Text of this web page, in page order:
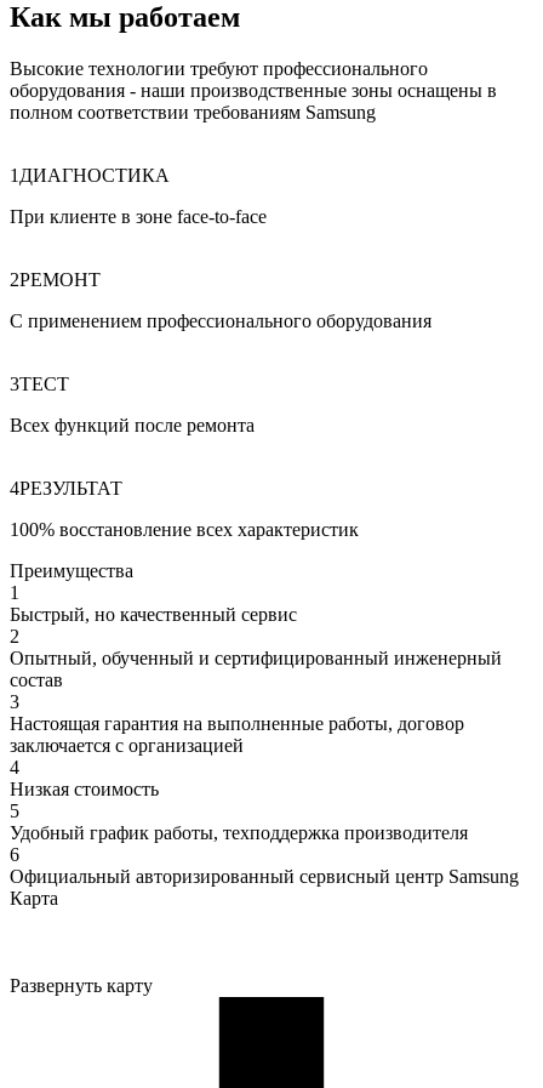
Как мы работаем
Высокие технологии требуют профессионального
оборудования - наши производственные зоны оснащены в
полном соответствии требованиям Samsung
1 ДИАГНОСТИКА
При клиенте в зоне face‑to‑face
2РЕМОНТ
С применением профессионального оборудования
3ТЕСТ
Всех функций после ремонта
4РЕЗУЛЬТАТ
100% восстановление всех характеристик
Преимущества
1
Быстрый, но качественный сервис
2
Опытный, обученный и сертифицированный инженерный
состав
3
Настоящая гарантия на выполненные работы, договор
заключается с организацией
4
Низкая стоимость
5
Удобный график работы, техподдержка производителя
6
Официальный авторизированный сервисный центр Samsung
Карта
Развернуть карту